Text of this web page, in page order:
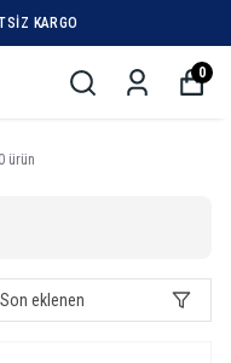
KARGO
0
0 ürün
Son eklenen